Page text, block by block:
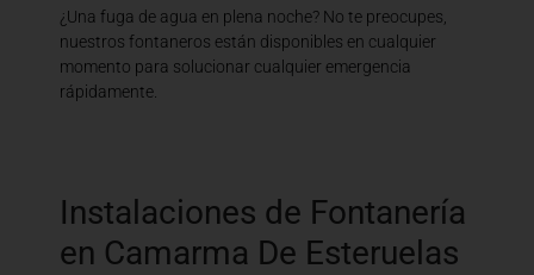
¿Una fuga de agua en plena noche? No te preocupes,
nuestros fontaneros están disponibles en cualquier
momento para solucionar cualquier emergencia
rápidamente.
Instalaciones de Fontanería
en Camarma De Esteruelas